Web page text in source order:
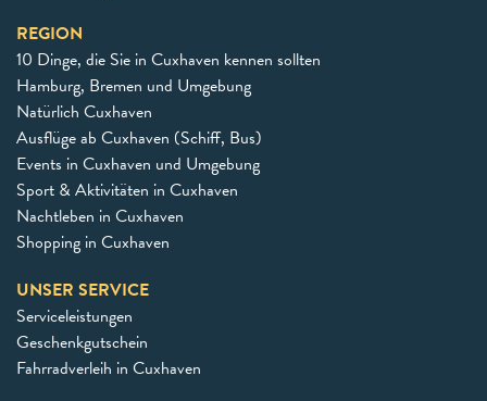
REGION
10 Dinge, die Sie in Cuxhaven kennen sollten
Hamburg, Bremen und Umgebung
Natürlich Cuxhaven
Ausflüge ab Cuxhaven (Schiff, Bus)
Events in Cuxhaven und Umgebung
Sport & Aktivitäten in Cuxhaven
Nachtleben in Cuxhaven
Shopping in Cuxhaven
UNSER SERVICE
Serviceleistungen
Geschenkgutschein
Fahrradverleih in Cuxhaven